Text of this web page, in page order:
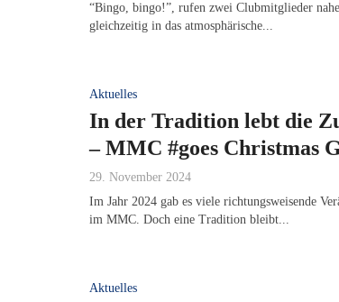
“Bingo, bingo!”, rufen zwei Clubmitglieder
gleichzeitig in das atmosphärische...
Aktuelles
In der Tradition lebt die
– MMC #goes Christmas
29. November 2024
Im Jahr 2024 gab es viele richtungsweisende
im MMC. Doch eine Tradition bleibt...
Aktuelles